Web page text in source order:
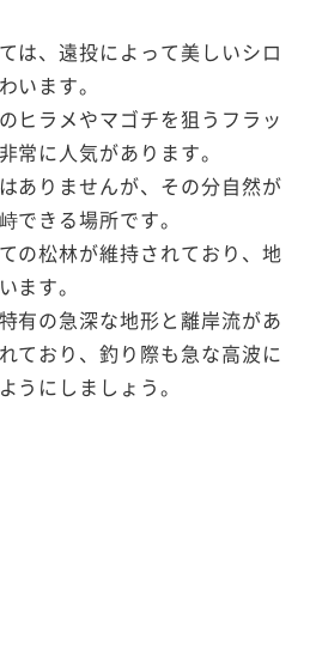
は、遠投によって美しいシロ
います。
ヒラメやマゴチを狙うフラッ
常に人気があります。
ありませんが、その分自然が
できる場所です。
の松林が維持されており、地
ます。
有の急深な地形と離岸流があ
ており、釣り際も急な高波に
うにしましょう。